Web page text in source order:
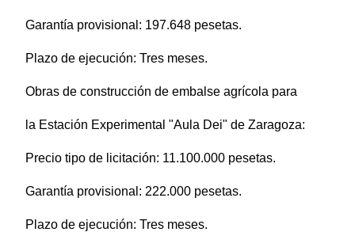
Garantía provisional: 197.648 pesetas.
Plazo de ejecución: Tres meses.
Obras de construcción de embalse agrícola para
la Estación Experimental "Aula Dei" de Zaragoza:
Precio tipo de licitación: 11.100.000 pesetas.
Garantía provisional: 222.000 pesetas.
Plazo de ejecución: Tres meses.